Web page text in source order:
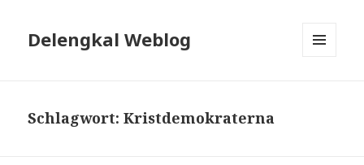
Delengkal Weblog
Schlagwort:Kristdemokraterna